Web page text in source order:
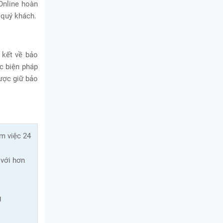
hoàn
khách.
về bảo
biện pháp
giữ bảo
việc 24
hơn